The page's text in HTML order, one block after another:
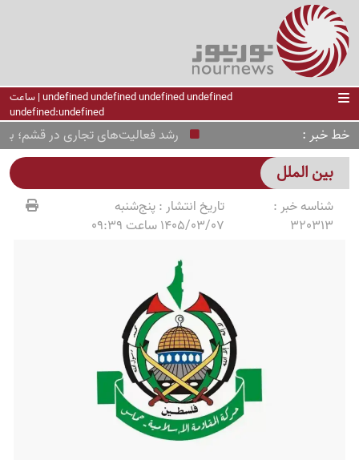
undefined undefined undefined undefined | ساعت
undefined:undefined
خط خبر رشد فعالیت‌های تجاری در قشم؛ بندر کاوه 22 هزار تن کالا
بین الملل
شناسه خبر :
320313
تاریخ انتشار :پنج‌شنبه
1405/03/07 ساعت 09:39